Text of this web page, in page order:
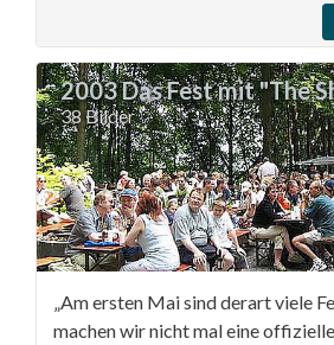
2003 Das Fest mit "The
38 Bilder
„Am ersten Mai sind derart viele
machen wir nicht mal eine